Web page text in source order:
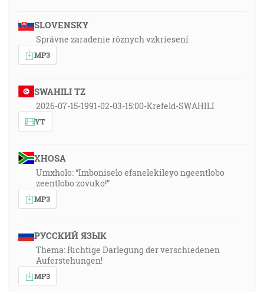
SLOVENSKY
Správne zaradenie rôznych vzkriesení
MP3
SWAHILI TZ
2026-07-15-1991-02-03-15:00-Krefeld-SWAHILI
YT
XHOSA
Umxholo: “Imboniselo efanelekileyo ngeentlobo
zeentlobo zovuko!”
MP3
РУССКИЙ ЯЗЫК
Thema: Richtige Darlegung der verschiedenen
Auferstehungen!
MP3